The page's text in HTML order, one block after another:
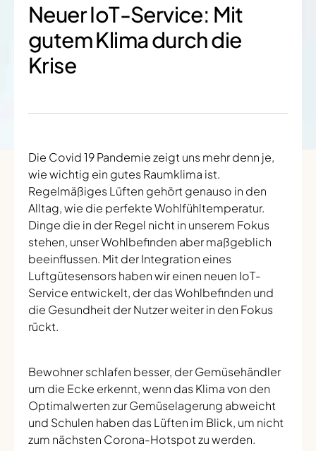
Neuer IoT-Service: Mit
gutem Klima durch die
Krise
Die Covid 19 Pandemie zeigt uns mehr denn je,
wie wichtig ein gutes Raumklima ist.
Regelmäßiges Lüften gehört genauso in den
Alltag, wie die perfekte Wohlfühltemperatur.
Dinge die in der Regel nicht in unserem Fokus
stehen, unser Wohlbefinden aber maßgeblich
beeinflussen. Mit der Integration eines
Luftgütesensors haben wir einen neuen IoT-
Service entwickelt, der das Wohlbefinden und
die Gesundheit der Nutzer weiter in den Fokus
rückt.
Bewohner schlafen besser, der Gemüsehändler
um die Ecke erkennt, wenn das Klima von den
Optimalwerten zur Gemüselagerung abweicht
und Schulen haben das Lüften im Blick, um nicht
zum nächsten Corona-Hotspot zu werden.